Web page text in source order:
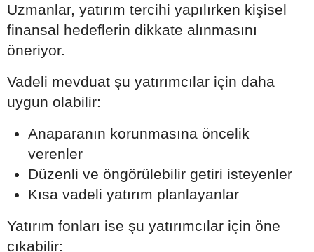
Uzmanlar, yatırım tercihi yapılırken kişisel
finansal hedeflerin dikkate alınmasını
öneriyor.
Vadeli mevduat şu yatırımcılar için daha
uygun olabilir:
Anaparanın korunmasına öncelik
verenler
Düzenli ve öngörülebilir getiri isteyenler
Kısa vadeli yatırım planlayanlar
Yatırım fonları ise şu yatırımcılar için öne
çıkabilir: